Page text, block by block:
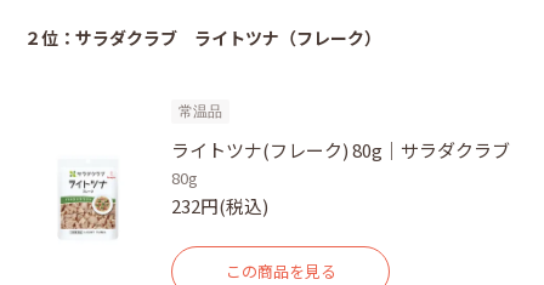
２位：サラダクラブ ライトツナ（フレーク）
常温品
ライトツナ(フレーク) 80g｜サラダクラブ
80g
232円(税込)
この商品を見る